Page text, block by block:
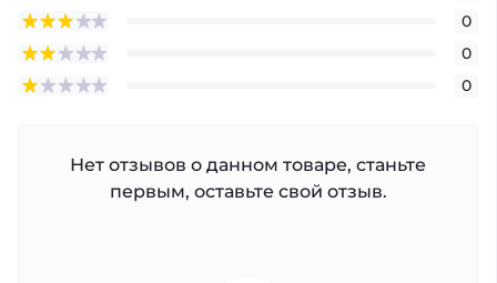
0
0
0
Нет отзывов о данном товаре, станьте
первым, оставьте свой отзыв.